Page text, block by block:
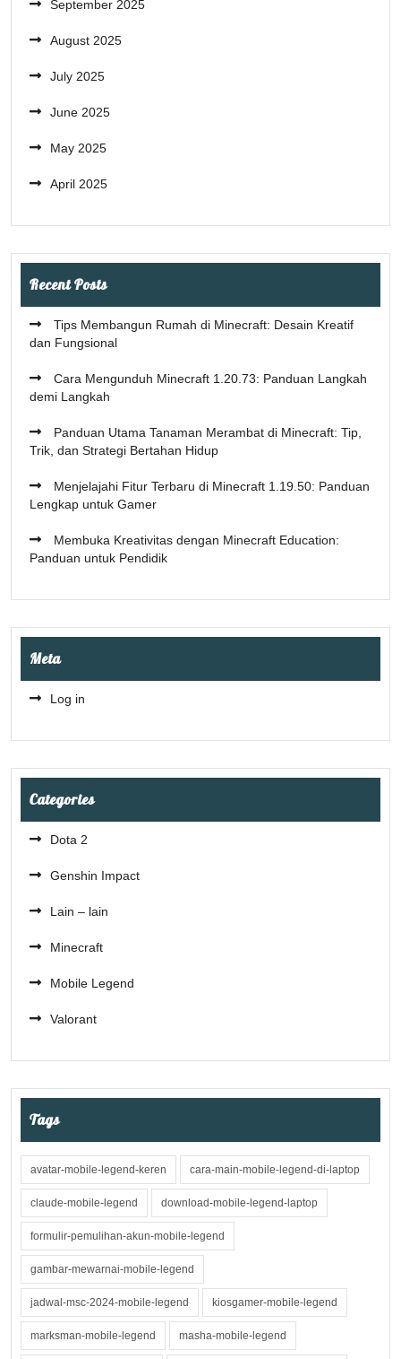
September 2025
August 2025
July 2025
June 2025
May 2025
April 2025
Recent Posts
Tips Membangun Rumah di Minecraft: Desain Kreatif
dan Fungsional
Cara Mengunduh Minecraft 1.20.73: Panduan Langkah
demi Langkah
Panduan Utama Tanaman Merambat di Minecraft: Tip,
Trik, dan Strategi Bertahan Hidup
Menjelajahi Fitur Terbaru di Minecraft 1.19.50: Panduan
Lengkap untuk Gamer
Membuka Kreativitas dengan Minecraft Education:
Panduan untuk Pendidik
Meta
Log in
Categories
Dota 2
Genshin Impact
Lain – lain
Minecraft
Mobile Legend
Valorant
Tags
avatar-mobile-legend-keren cara-main-mobile-legend-di-laptop
claude-mobile-legend download-mobile-legend-laptop
formulir-pemulihan-akun-mobile-legend
gambar-mewarnai-mobile-legend
jadwal-msc-2024-mobile-legend kiosgamer-mobile-legend
marksman-mobile-legend masha-mobile-legend